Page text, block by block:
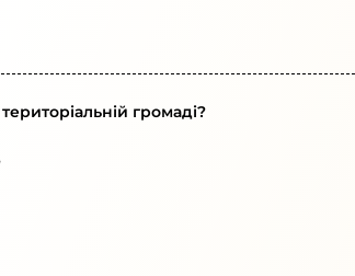
громаді?